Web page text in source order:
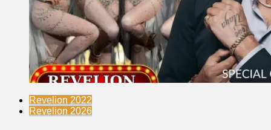
Revelion 2022
Revelion 2026